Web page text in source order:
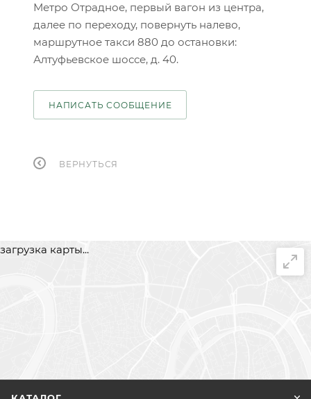
Метро Отрадное, первый вагон из центра,
далее по переходу, повернуть налево,
маршрутное такси 880 до остановки:
Алтуфьевское шоссе, д. 40.
НАПИСАТЬ СООБЩЕНИЕ
ВЕРНУТЬСЯ
загрузка карты...